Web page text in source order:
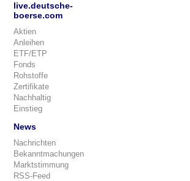
live.deutsche-
boerse.com
Aktien
Anleihen
ETF/ETP
Fonds
Rohstoffe
Zertifikate
Nachhaltig
Einstieg
News
Nachrichten
Bekanntmachungen
Marktstimmung
RSS-Feed